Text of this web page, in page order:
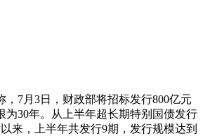
，7月3日，财政部将招标发行800亿元
为30年。从上半年超长期特别国债发行
来，上半年共发行9期，发行规模达到